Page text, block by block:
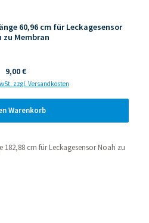
60,96 cm für Leckagesensor
zu Membran
Regulärer Preis:
9,00 €
zzgl. Versandkosten
Warenkorb